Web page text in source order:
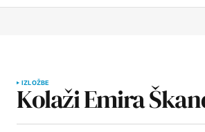
IZLOŽBE
Kolaži Emira